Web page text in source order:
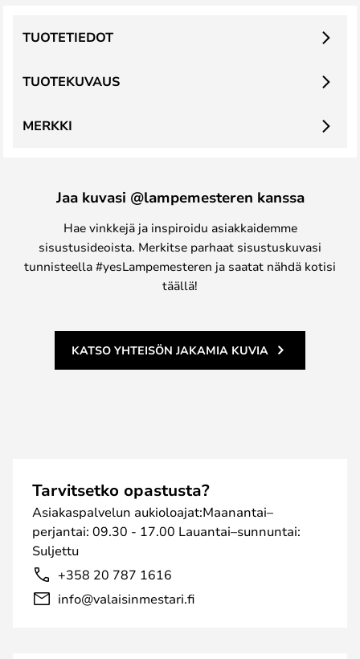
TUOTEKUVAUS
TUOTETIEDOT
MERKKI
Jaa kuvasi @lampemesteren kanssa
Hae vinkkejä ja inspiroidu asiakkaidemme
sisustusideoista. Merkitse parhaat sisustuskuvasi
tunnisteella #yesLampemesteren ja saatat nähdä kotisi
täällä!
KATSO YHTEISÖN JAKAMIA KUVIA
Tarvitsetko opastusta?
Asiakaspalvelun aukioloajat:Maanantai–
perjantai: 09.30 - 17.00 Lauantai–sunnuntai:
Suljettu
+358 20 787 1616
info@valaisinmestari.fi